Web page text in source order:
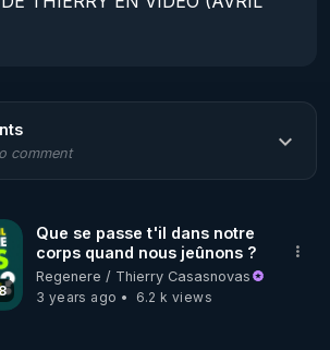
presentation.html
RÉGÉNÈRE
DU MAGAZINE
numéros que vous avez
comment
Que se passe t'il dans notre
corps quand nous jeûnons ?
Regenere / Thierry Casasnovas
3 years ago
6.2 k views